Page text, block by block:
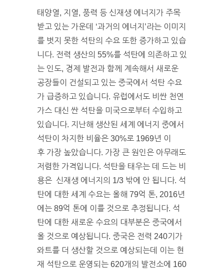
태양열, 지열, 풍력 등 신재생 에너지가 주목
받고 있는 가운데 ‘과거의 에너지’라는 이미지
를 벗지 못한 석탄의 수요 또한 증가하고 있습
니다. 전력 생산의 55%를 석탄에 의존하고 있
는 인도, 경제 발전과 함께 계속해서 새로운
공장들이 건설되고 있는 중국에서 석탄 수요
가 급증하고 있습니다. 유럽에서도 비싼 천연
가스 대신 싼 석탄을 미국으로부터 수입하고
있습니다. 지난해 생산된 세계 에너지 중에서
석탄이 차지한 비율은 30%로 1969년 이
후 가장 높았습니다. 가장 큰 원인은 아무래도
저렴한 가격입니다. 석탄을 태우는 데 드는 비
용은 신재생 에너지의 1/3 밖에 안 됩니다. 석
탄에 대한 세계 수요는 올해 79억 톤, 2016년
에는 89억 톤에 이를 것으로 추정됩니다. 석
탄에 대한 새로운 수요의 대부분은 중국에서
올 것으로 예상됩니다. 중국은 전력 240기가
와트를 더 생산할 것으로 예상되는데 이는 현
재 석탄으로 운영되는 620개의 발전소에 160